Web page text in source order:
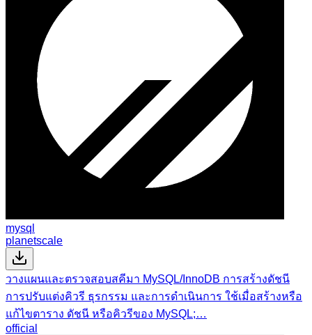
mysql
planetscale
วางแผนและตรวจสอบสคีมา MySQL/InnoDB การสร้างดัชนี
การปรับแต่งคิวรี ธุรกรรม และการดำเนินการ ใช้เมื่อสร้างหรือ
แก้ไขตาราง ดัชนี หรือคิวรีของ MySQL;…
official